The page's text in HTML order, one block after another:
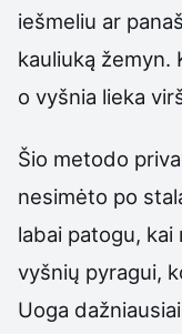
iešmeliu ar
kauliuką žemyn.
o vyšnia lieka
Šio metodo
nesimėto po
labai patogu,
vyšnių pyragui,
Uoga